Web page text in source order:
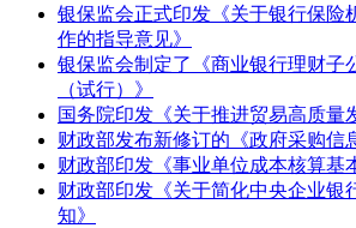
银保监会正式印发《关于银行保险
作的指导意见》
银保监会制定了《商业银行理财子
（试行）》
国务院印发《关于推进贸易高质量
财政部发布新修订的《政府采购信
财政部印发《事业单位成本核算基
财政部印发《关于简化中央企业银
知》